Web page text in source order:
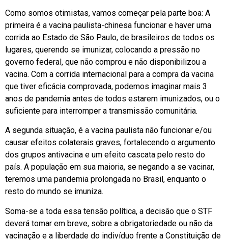
Como somos otimistas, vamos começar pela parte boa: A
primeira é a vacina paulista-chinesa funcionar e haver uma
corrida ao Estado de São Paulo, de brasileiros de todos os
lugares, querendo se imunizar, colocando a pressão no
governo federal, que não comprou e não disponibilizou a
vacina. Com a corrida internacional para a compra da vacina
que tiver eficácia comprovada, podemos imaginar mais 3
anos de pandemia antes de todos estarem imunizados, ou o
suficiente para interromper a transmissão comunitária.
A segunda situação, é a vacina paulista não funcionar e/ou
causar efeitos colaterais graves, fortalecendo o argumento
dos grupos antivacina e um efeito cascata pelo resto do
país. A população em sua maioria, se negando a se vacinar,
teremos uma pandemia prolongada no Brasil, enquanto o
resto do mundo se imuniza.
Soma-se a toda essa tensão política, a decisão que o STF
deverá tomar em breve, sobre a obrigatoriedade ou não da
vacinação e a liberdade do indivíduo frente a Constituição de